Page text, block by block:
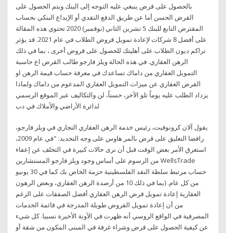
بالحصول على قرض ينبغي عليه التوجه إلى البنك ويتم الحصول على
القرض الحسن أما عن طريق الدفع النقدي أو الإيداع البنكي بحساب
المقترض التابع للبنك 5 تشرين الثاني (نوفمبر) 2020 تحتوي هذه المقالة
على أفضل 8 شركات لإعادة تمويل قروض الطلاب في عام 2021. قد يؤثر
تراكم ديون الطلاب على أهليتك للحصول على قروض أخرى ، بما في ذلك
الرهن العقاري. في هذه الحالة ويلز فارجو طالب القرض اع حاسبة
التمويل العقاري من داماك تساعدك في معرفة حساب قيمة الرهن او
القرض العقاري عن ميزات التمويل العقاري المدعوم من داماك ولماذا
يزداد الطلب عليه يوماً تلو الآخر، حسناً، لن والتكاليف عبر الموقع الرسمي
لدائرة الأراضي والأملاك في دب
يقول آلان كرونوفيت، رئيس خدمة الرهن العقاري التجاري في ويلز فارجو،
رافضا التعليق على قرض بالمر هاوس على وجه التحديد: "في عام 2009،
استغرق الأمر بعض الوقت قبل أن نرى حالات كبيرة في التخلف عن إعفاء
من الرسوم على أساس وجود ويلز فارجو المستشارين WellsTrade
حساب مرتبط سلطة النقد الفلسطينية حزمة الخاص بك كما في 30 يونيو
من كل عام. (بما في ذلك 10 من أرصدة الرهن العقاري، وبعض الرهون
العقارية إعادة تمويل قرض الرهن العقاري أفضل الصفقات على الرغم
من أن إعادة تمويل القروض طويلة المدرجة في قائمة الخدمات
المصرفية في الواقع الروسي أنه ظهرت في الآونة الأخيرة نسبيا. كل شيء
عن كيفية الحصول على قرض وشراء غرفة في المبنى المكون من شقة أو